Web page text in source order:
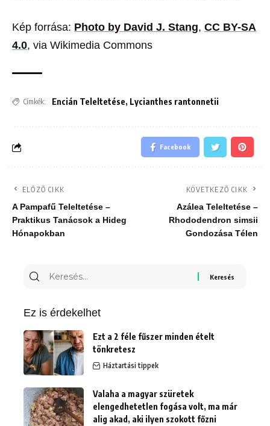
Kép forrása: Photo by David J. Stang, CC BY-SA
4.0, via Wikimedia Commons
Címkék: Encián Teleltetése, Lycianthes rantonnetii
Facebook
ELŐZŐ CIKK
A Pampafű Teleltetése –
Praktikus Tanácsok a Hideg
Hónapokban
KÖVETKEZŐ CIKK
Azálea Teleltetése –
Rhododendron simsii
Gondozása Télen
Keresés
Ez is érdekelhet
Ezt a 2 féle fűszer minden ételt
tönkretesz
Háztartási tippek
Valaha a magyar szüretek
elengedhetetlen fogása volt, ma már
alig akad, aki ilyen szokott főzni